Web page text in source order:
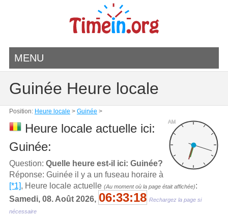
MENU
Guinée Heure locale
Position: Heure locale > Guinée >
AM
Heure locale actuelle ici:
Guinée:
Question: Quelle heure est-il ici: Guinée?
Réponse: Guinée il y a un fuseau horaire à
[*1], Heure locale actuelle (Au moment où la page était affichée):
Samedi, 08. Août 2026, 06:33:18 Rechargez la page si
nécessaire